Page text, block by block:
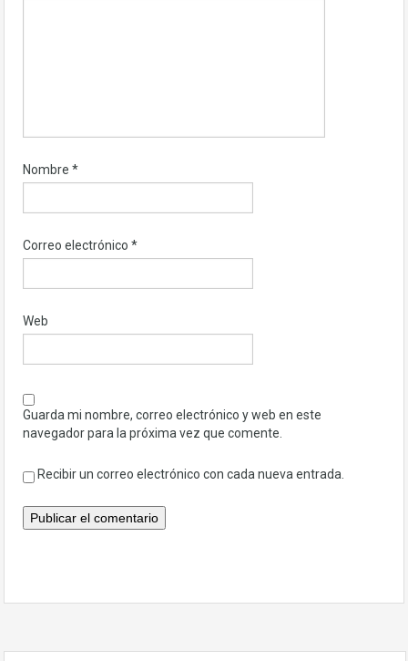
Nombre *
Correo electrónico *
Web
Guarda mi nombre, correo electrónico y web en este
navegador para la próxima vez que comente.
Recibir un correo electrónico con cada nueva entrada.